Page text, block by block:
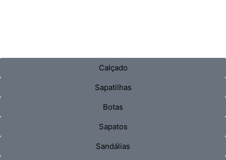
Calçado
Sapatilhas
Botas
Sapatos
Sandálias